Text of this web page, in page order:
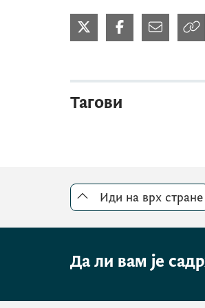
Тагови
Иди на врх стране
Да ли вам је